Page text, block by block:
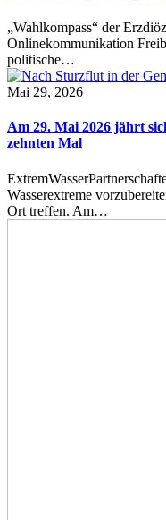
„Wahlkompass“ der
Onlinekommunikation
politische…
Mai 29, 2026
Am 29. Mai 2026 jährt
zehnten Mal
Wasserextreme
Ort treffen. Am…